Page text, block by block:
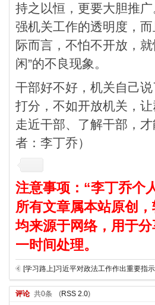
持之以恒，更要大胆推
强机关工作的透明度，
际而言，不怕不开放，
闲”的不良现象。
干部好不好，机关自己
打分，不如开放机关，
走近干部、了解干部，
者：李丁乔）
注意事项：“李丁乔个
所有文章属本站原创
均来源于网络，用于
一时间处理。
[学习路上]习近平对政法工作作出重要指
评论 共0条 (RSS 2.0)